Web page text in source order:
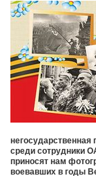
негосударственная
среди сотрудники
приносят нам
воевавших в годы